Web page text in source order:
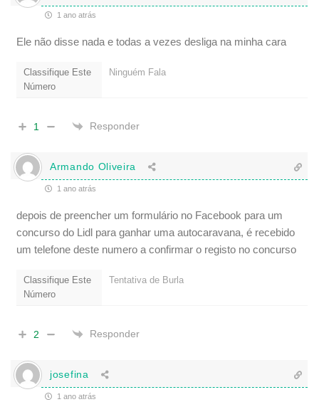
1 ano atrás
Ele não disse nada e todas a vezes desliga na minha cara
Classifique Este
Número
Ninguém Fala
1 Responder
Armando Oliveira
1 ano atrás
depois de preencher um formulário no Facebook para um
concurso do Lidl para ganhar uma autocaravana, é recebido
um telefone deste numero a confirmar o registo no concurso
Classifique Este
Número
Tentativa de Burla
2 Responder
josefina
1 ano atrás